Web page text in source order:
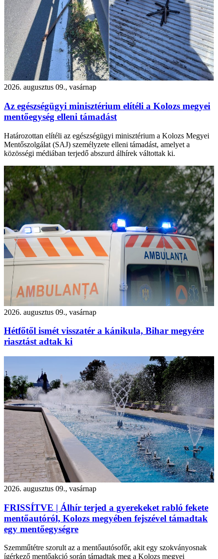
2026. augusztus 09., vasárnap
Az egészségügyi minisztérium elítéli a Kolozs megyei
mentőegység elleni támadást
Határozottan elítéli az egészségügyi minisztérium a Kolozs Megyei
Mentőszolgálat (SAJ) személyzete elleni támadást, amelyet a
közösségi médiában terjedő abszurd álhírek váltottak ki.
2026. augusztus 09., vasárnap
Hétfőtől ismét visszatér a kánikula, Bihar megyére
riasztást adtak ki
2026. augusztus 09., vasárnap
FRISSÍTVE | Álhír terjed a gyerekeket rabló fekete
mentőautóról, Kolozs megyében fejszével támadtak
egy mentőegységre
Szemműtétre szorult az a mentőautósofőr, akit egy szokványosnak
ígérkező mentőakció során támadtak meg a Kolozs megyei